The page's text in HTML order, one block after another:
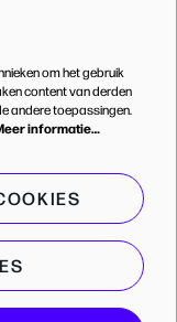
om het gebruik
content van derden
andere toepassingen.
informatie…